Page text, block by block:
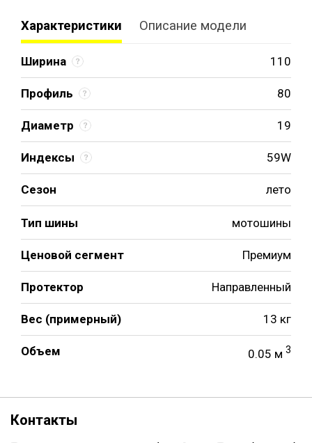
Характеристики Описание модели
Ширина 110
Профиль 80
Диаметр 19
Индексы 59W
Сезон лето
Тип шины мотошины
Ценовой сегмент Премиум
Протектор Направленный
Вес (примерный) 13 кг
Объем 0.05 м 3
Контакты